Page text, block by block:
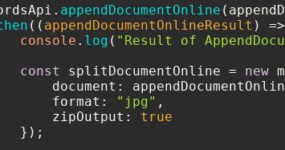
appendDocumentOnline
( ( appendDocumentOnlineResult ) =>
console . log ( "Result of
const
splitDocumentOnline = new
document :
format : "jpg" ,
zipOutput : true
});